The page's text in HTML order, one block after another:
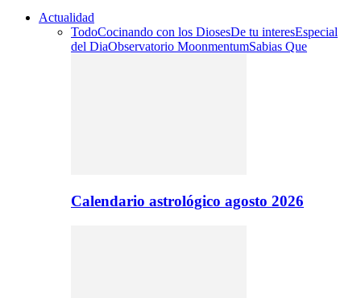
Actualidad
TodoCocinando con los DiosesDe tu interesEspecial
del DiaObservatorio MoonmentumSabias Que
Calendario astrológico agosto 2026